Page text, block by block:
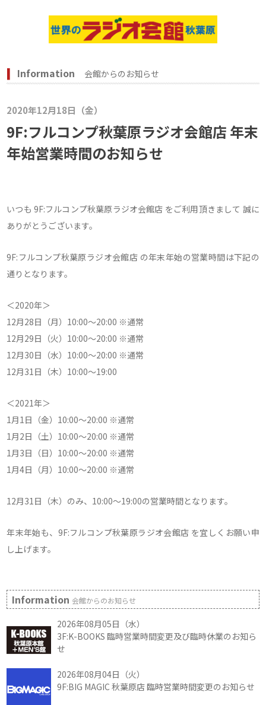
Information 会館からのお知らせ
2020年12月18日（金）
9F:フルコンプ秋葉原ラジオ会館店 年末
年始営業時間のお知らせ
いつも 9F:フルコンプ秋葉原ラジオ会館店 をご利用頂きまして 誠に
ありがとうございます。
9F:フルコンプ秋葉原ラジオ会館店 の年末年始の営業時間は下記の
通りとなります。
＜2020年＞
12月28日（月）10:00～20:00 ※通常
12月29日（火）10:00～20:00 ※通常
12月30日（水）10:00～20:00 ※通常
12月31日（木）10:00～19:00
＜2021年＞
1月1日（金）10:00～20:00 ※通常
1月2日（土）10:00～20:00 ※通常
1月3日（日）10:00～20:00 ※通常
1月4日（月）10:00～20:00 ※通常
12月31日（木）のみ、10:00～19:00の営業時間となります。
年末年始も、9F:フルコンプ秋葉原ラジオ会館店 を宜しくお願い申
し上げます。
Information会館からのお知らせ
2026年08月05日（水）
3F:K-BOOKS 臨時営業時間変更及び臨時休業のお知ら
せ
2026年08月04日（火）
9F:BIG MAGIC 秋葉原店 臨時営業時間変更のお知らせ